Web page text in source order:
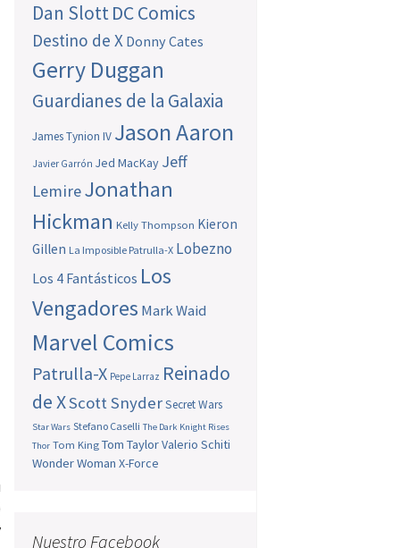
Dan SlottDC Comics
Destino de X Donny Cates
Gerry Duggan
Guardianes de la Galaxia
James Tynion IV Jason Aaron
Javier Garrón Jed MacKay Jeff
LemireJonathan
Hickman Kelly Thompson Kieron
Gillen La Imposible Patrulla-X Lobezno
Los 4 Fantásticos Los
Vengadores Mark Waid
Marvel Comics
Patrulla-X Pepe Larraz Reinado
de XScott SnyderSecret Wars
Star Wars Stefano Caselli The Dark Knight Rises
Thor Tom King Tom TaylorValerio Schiti
Wonder Woman X-Force
Nuestro Facebook